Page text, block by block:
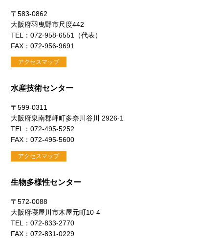
〒583-0862
大阪府羽曳野市尺度442
TEL：072-958-6551（代表）
FAX：072-956-9691
アクセスマップ
水産技術センター
〒599-0311
大阪府泉南郡岬町多奈川谷川 2926-1
TEL：072-495-5252
FAX：072-495-5600
アクセスマップ
生物多様性センター
〒572-0088
大阪府寝屋川市木屋元町10-4
TEL：072-833-2770
FAX：072-831-0229